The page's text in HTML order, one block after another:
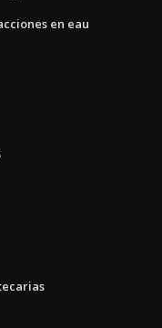
en eau